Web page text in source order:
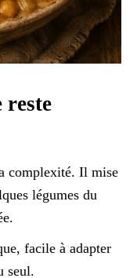
reste
complexité. Il mise
légumes du
facile à adapter
seul.